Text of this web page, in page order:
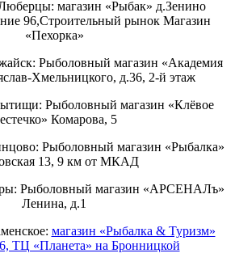
магазин «Рыбак» д.Зенино
96,Строительный рынок Магазин
«Пехорка»
Рыболовный магазин «Академия
Хмельницкого, д.36, 2-й этаж
Рыболовный магазин «Клёвое
Комарова, 5
Рыболовный магазин «Рыбалка»
13, 9 км от МКАД
Рыболовный магазин «АРСЕНАЛъ»
Ленина, д.1
магазин «Рыбалка & Туризм»
ТЦ «Планета» на Бронницкой